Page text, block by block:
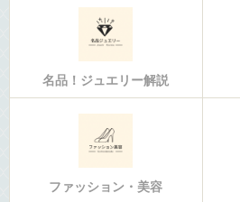
名品！ジュエリー解説
ファッション・美容